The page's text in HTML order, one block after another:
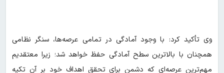
وی تأکید کرد: با وجود آمادگی در تمامی عرصه‌ها، سنگر نظامی
همچنان با بالاترین سطح آمادگی حفظ خواهد شد؛ زیرا معتقدیم
مهم‌ترین عرصه‌ای که دشمن برای تحقق اهداف خود بر آن تکیه